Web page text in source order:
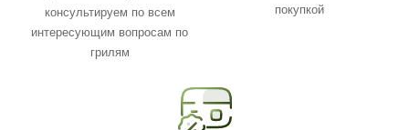
консультируем по всем
интересующим вопросам по
грилям
покупкой